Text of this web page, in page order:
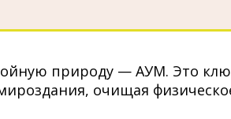
природу — АУМ. Это
очищая